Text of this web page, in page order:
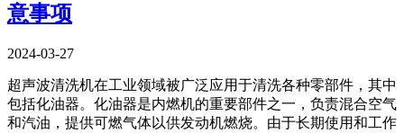
意事项
2024-03-27
超声波清洗机在工业领域被广泛应用于清洗各种零部件，其中
包括化油器。化油器是内燃机的重要部件之一，负责混合空气
和汽油，提供可燃气体以供发动机燃烧。由于长期使用和工作